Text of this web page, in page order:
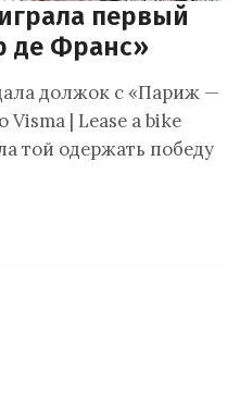
первый
де Франс»
должок с «Париж —
Visma | Lease a bike
той одержать победу